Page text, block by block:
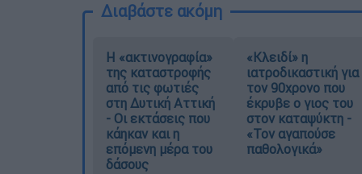
Διαβάστε ακόμη
Η «ακτινογραφία»
της καταστροφής
από τις φωτιές
στη Δυτική Αττική
- Οι εκτάσεις που
κάηκαν και η
επόμενη μέρα του
δάσους
«Κλειδί» η
ιατροδικαστική για
τον 90χρονο που
έκρυβε ο γιος του
στον καταψύκτη -
«Τον αγαπούσε
παθολογικά»